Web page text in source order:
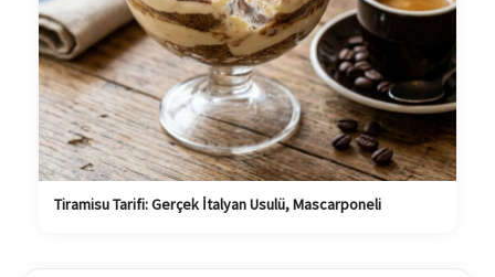
Tiramisu Tarifi: Gerçek İtalyan Usulü, Mascarponeli